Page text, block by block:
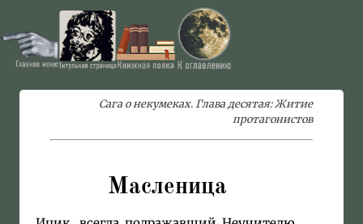
Сага о некумеках. Глава десятая: Житие
протагонистов
Масленица